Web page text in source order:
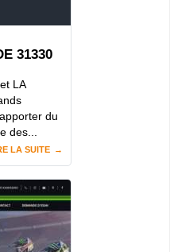
31330
LA
du
des...
LA SUITE